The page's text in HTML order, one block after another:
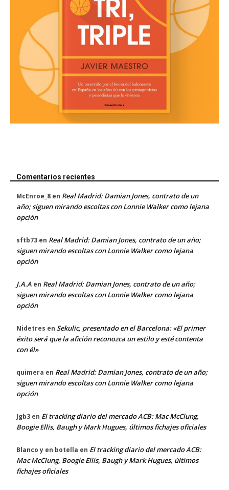
Comentarios recientes
McEnroe_8 en Real Madrid: Damian Jones, contrato de un
año; siguen mirando escoltas con Lonnie Walker como lejana
opción
sftb73 en Real Madrid: Damian Jones, contrato de un año;
siguen mirando escoltas con Lonnie Walker como lejana
opción
J.A.A en Real Madrid: Damian Jones, contrato de un año;
siguen mirando escoltas con Lonnie Walker como lejana
opción
Nidetres en Sekulic, presentado en el Barcelona: «El primer
éxito será que la afición reconozca un estilo y esté contenta
con él»
quimera en Real Madrid: Damian Jones, contrato de un año;
siguen mirando escoltas con Lonnie Walker como lejana
opción
Jgb3 en El tracking diario del mercado ACB: Mac McClung,
Boogie Ellis, Baugh y Mark Hugues, últimos fichajes oficiales
Blanco y en botella en El tracking diario del mercado ACB:
Mac McClung, Boogie Ellis, Baugh y Mark Hugues, últimos
fichajes oficiales